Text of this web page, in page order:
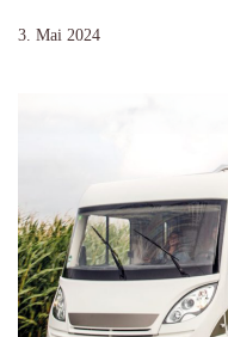
3. Mai 2024